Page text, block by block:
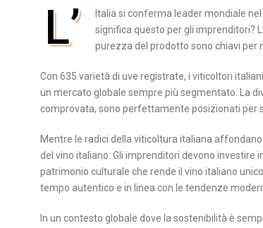
L’
Italia si conferma leader mondiale
significa questo per gli imprenditori?
purezza del prodotto sono chiavi per
Con 635 varietà di uve registrate, i viticoltori
un mercato globale sempre più segmentato. La
comprovata, sono perfettamente posizionati per
Mentre le radici della viticoltura italiana
del vino italiano. Gli imprenditori devono investire
patrimonio culturale che rende il vino italiano
tempo autentico e in linea con le tendenze
In un contesto globale dove la sostenibilità è